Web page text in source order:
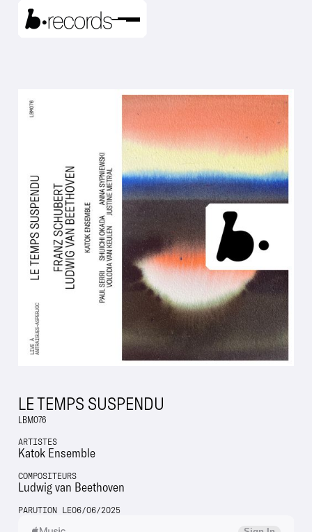
LE TEMPS SUSPENDU
LBM076
ARTISTES
Katok Ensemble
COMPOSITEURS
Ludwig van Beethoven
PARUTION LE06/06/2025